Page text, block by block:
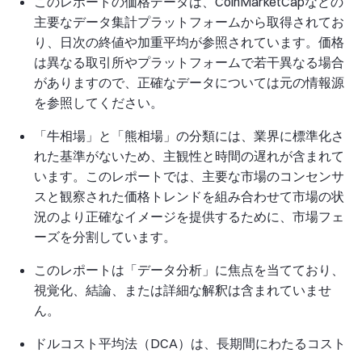
主要なデータ集計プラットフォームから取得されてお
り、日次の終値や加重平均が参照されています。価格
は異なる取引所やプラットフォームで若干異なる場合
がありますので、正確なデータについては元の情報源
を参照してください。
「牛相場」と「熊相場」の分類には、業界に標準化さ
れた基準がないため、主観性と時間の遅れが含まれて
います。このレポートでは、主要な市場のコンセンサ
スと観察された価格トレンドを組み合わせて市場の状
況のより正確なイメージを提供するために、市場フェ
ーズを分割しています。
このレポートは「データ分析」に焦点を当てており、
視覚化、結論、または詳細な解釈は含まれていませ
ん。
ドルコスト平均法（DCA）は、長期間にわたるコスト